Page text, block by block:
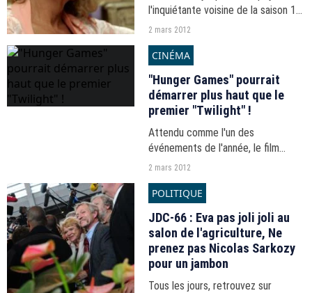
l'inquiétante voisine de la saison 1
de la série de Ryan Murphy serait
Aujourd'hui, on apprend que Jessica
2 mars 2012
CINÉMA
"Hunger Games" pourrait
démarrer plus haut que le
premier "Twilight" !
Attendu comme l'un des
événements de l'année, le film
"Hunger Games" affiche un indice
signer un démarrage supérieur à
2 mars 2012
POLITIQUE
JDC-66 : Eva pas joli joli au
salon de l'agriculture, Ne
prenez pas Nicolas Sarkozy
pour un jambon
Tous les jours, retrouvez sur